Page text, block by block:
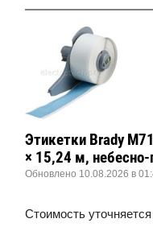
Этикетки Brady
× 15,24 м,
Обновлено 10.08.2026 в
Стоимость уточняется